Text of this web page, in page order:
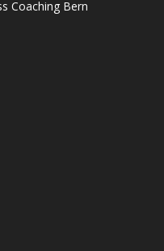
Coaching Bern